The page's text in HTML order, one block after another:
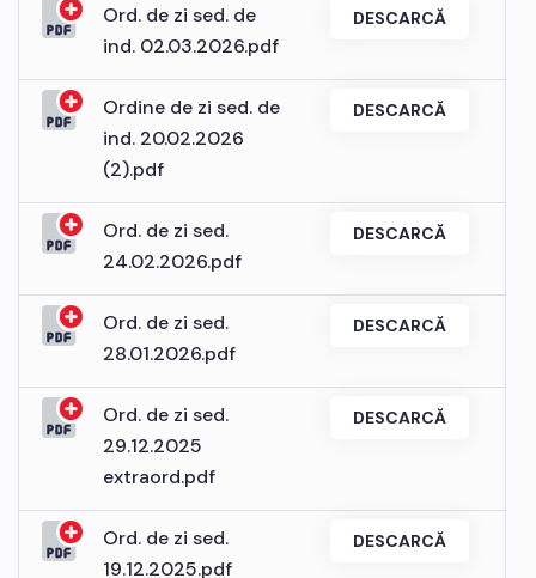
Ord. de zi sed. de
ind. 02.03.2026.pdf
DESCARCĂ
Ordine de zi sed. de
ind. 20.02.2026
(2).pdf
DESCARCĂ
Ord. de zi sed.
24.02.2026.pdf
DESCARCĂ
Ord. de zi sed.
28.01.2026.pdf
DESCARCĂ
Ord. de zi sed.
29.12.2025
extraord.pdf
DESCARCĂ
Ord. de zi sed.
19.12.2025.pdf
DESCARCĂ